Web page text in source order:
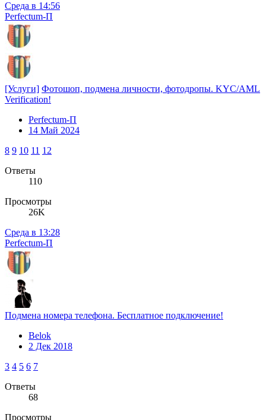
Среда в 14:56
Perfectum-П
[Услуги] Фотошоп, подмена личности, фотодропы. KYC/AML
Verification!
Perfectum-П
14 Май 2024
8 9 10 11 12
Ответы
110
Просмотры
26K
Среда в 13:28
Perfectum-П
Подмена номера телефона. Бесплатное подключение!
Belok
2 Дек 2018
3 4 5 6 7
Ответы
68
Просмотры